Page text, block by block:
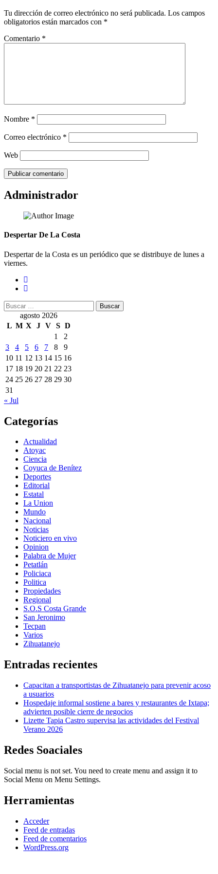
Tu dirección de correo electrónico no será publicada. Los campos
obligatorios están marcados con *
Comentario *
Nombre *
Correo electrónico *
Web
Administrador
Despertar De La Costa
Despertar de la Costa es un periódico que se distribuye de lunes a
viernes.
Buscar:
agosto 2026
L M X J V S D
1
2
3
4 5 6 7 8
9
10 11 12 13 14 15 16
17 18 19 20 21 22 23
24 25 26 27 28 29 30
31
« Jul
Categorías
Actualidad
Atoyac
Ciencia
Coyuca de Benítez
Deportes
Editorial
Estatal
La Union
Mundo
Nacional
Noticias
Noticiero en vivo
Opinion
Palabra de Mujer
Petatlán
Policiaca
Politica
Propiedades
Regional
S.O.S Costa Grande
San Jeronimo
Tecpan
Varios
Zihuatanejo
Entradas recientes
Capacitan a transportistas de Zihuatanejo para prevenir acoso
a usuarios
Hospedaje informal sostiene a bares y restaurantes de Ixtapa;
advierten posible cierre de negocios
Lizette Tapia Castro supervisa las actividades del Festival
Verano 2026
Redes Soaciales
Social menu is not set. You need to create menu and assign it to
Social Menu on Menu Settings.
Herramientas
Acceder
Feed de entradas
Feed de comentarios
WordPress.org